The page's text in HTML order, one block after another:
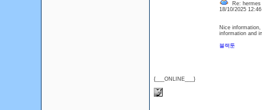
{___ONLINE___}
Re: hermes
18/10/2025
Nice
information and
블랙툰